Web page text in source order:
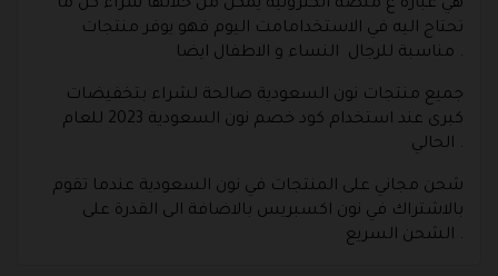
هي عبارة ع منصة الكترونية يمكن من خلالها شراء كل ما
تحتاج اليه في الاستخدامامت اليوم فهو يوفر منتجات
مناسبة للرجال النساء و الاطفال ايضا .
جميع منتجات نون السعودية صالحة لشراء بتخفيضات
كبرى عند استخدام كود خصم نون السعودية 2023 للعام
الحالي .
شحن مجاني على المنتجات في نون السعودية عندما تقوم
بالاشتراك في نون اكسبريس بالاضافة الى القدرة على
الشحن السريع .